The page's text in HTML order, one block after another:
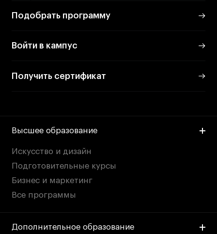
Вакансии
Иностранным студентам
График учебного года
Вопросы и ответы
Карьера
Ассоциация выпускников
Центр карьеры
Живые проекты
Подобрать программу
Войти в кампус
Получить сертификат
Высшее образование
Искусство и дизайн
Подготовительные курсы
Бизнес и маркетинг
Все программы
Дополнительное образование